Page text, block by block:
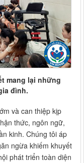
mang lại những
đình.
và can thiệp kịp
thức, ngôn ngữ,
kinh. Chúng tôi áp
ngừa khiếm khuyết
phát triển toàn diện